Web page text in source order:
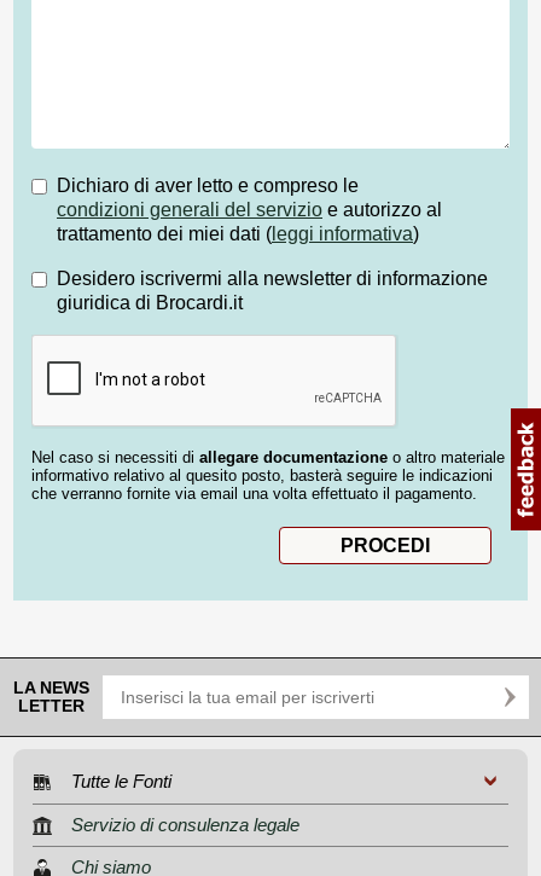
Dichiaro di aver letto e compreso le
condizioni generali del servizio e autorizzo al
trattamento dei miei dati ( leggi informativa)
Desidero iscrivermi alla newsletter di informazione
giuridica di Brocardi.it
Nel caso si necessiti di allegare documentazione o altro materiale
informativo relativo al quesito posto, basterà seguire le indicazioni
che verranno fornite via email una volta effettuato il pagamento.
LA NEWS
LETTER
Tutte le Fonti
Servizio di consulenza legale
Chi siamo